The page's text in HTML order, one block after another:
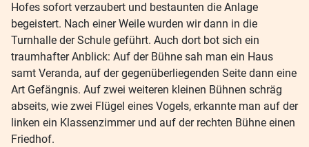
Hofes sofort verzaubert und bestaunten die Anlage
begeistert. Nach einer Weile wurden wir dann in die
Turnhalle der Schule geführt. Auch dort bot sich ein
traumhafter Anblick: Auf der Bühne sah man ein Haus
samt Veranda, auf der gegenüberliegenden Seite dann eine
Art Gefängnis. Auf zwei weiteren kleinen Bühnen schräg
abseits, wie zwei Flügel eines Vogels, erkannte man auf der
linken ein Klassenzimmer und auf der rechten Bühne einen
Friedhof.